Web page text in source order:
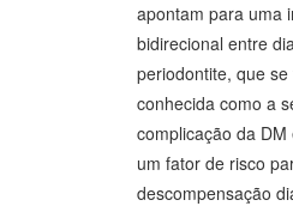
apontam para uma
bidirecional entre
periodontite, que se
conhecida como a
complicação da
um fator de risco
descompensação